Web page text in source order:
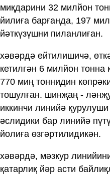
миқдарини 32 милйон
йилиға барғанда, 197
йәткүзүшни пиланлиған.
хәвәрдә ейтилишичә,
кетилгән 6 милйон
770 миң тоннидин
тошулған. шинҗаң -
иккинчи линийә
әслидики бар линийә
йолиға өзгәртилидикән.
хәвәрдә, мәзкур
қатарлиқ йәр асти